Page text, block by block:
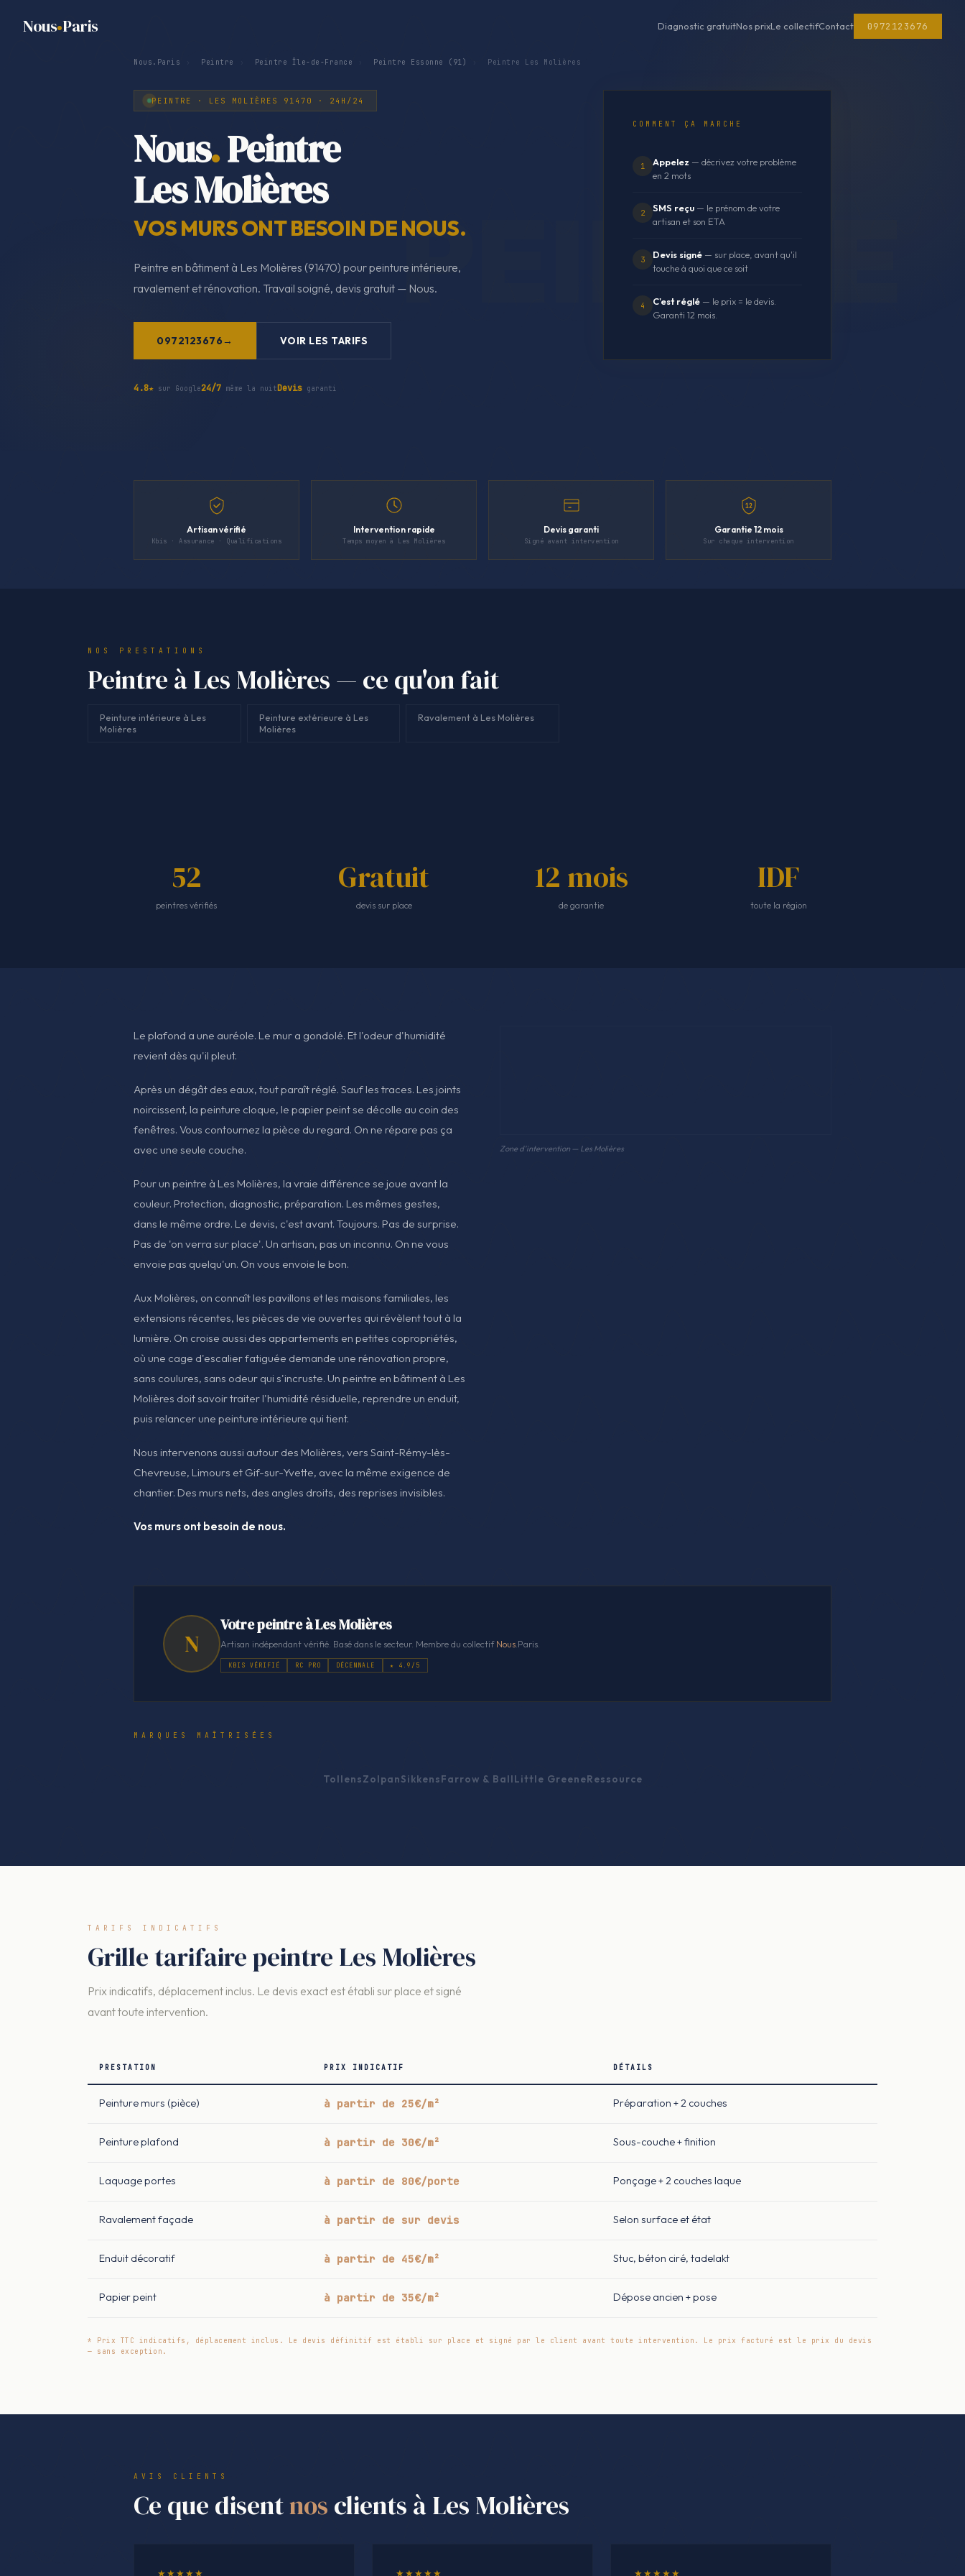
Nous Paris Diagnostic gratuitNos prixLe collectifContact 0972123676
Nous.Paris Peintre Peintre Île-de-France Peintre Essonne (91) Peintre Les Molières
PEINTRE · LES MOLIÈRES 91470 · 24H/24
Nous.Peintre
Les Molières
VOS MURS ONT BESOIN DE NOUS.
Peintre en bâtiment à Les Molières (91470) pour peinture intérieure,
ravalement et rénovation. Travail soigné, devis gratuit — Nous.
0972123676 VOIR LES TARIFS
4.8★ sur Google24/7 même la nuitDevis garanti
COMMENT ÇA MARCHE
1 Appelez — décrivez votre problème
en 2 mots
2 SMS reçu — le prénom de votre
artisan et son ETA
3 Devis signé — sur place, avant qu'il
touche à quoi que ce soit
4 C'est réglé — le prix = le devis.
Garanti 12 mois.
Artisan vérifié
Kbis · Assurance · Qualifications
Intervention rapide
Temps moyen à Les Molières
Devis garanti
Signé avant intervention
12
Garantie 12 mois
Sur chaque intervention
NOS PRESTATIONS
Peintre à Les Molières — ce qu'on fait
Peinture intérieure à Les
Molières
Peinture extérieure à Les
Molières
Ravalement à Les Molières
52
peintres vérifiés
Gratuit
devis sur place
12 mois
de garantie
IDF
toute la région
Le plafond a une auréole. Le mur a gondolé. Et l'odeur d'humidité
revient dès qu'il pleut.
Après un dégât des eaux, tout paraît réglé. Sauf les traces. Les joints
noircissent, la peinture cloque, le papier peint se décolle au coin des
fenêtres. Vous contournez la pièce du regard. On ne répare pas ça
avec une seule couche.
Pour un peintre à Les Molières, la vraie différence se joue avant la
couleur. Protection, diagnostic, préparation. Les mêmes gestes,
dans le même ordre. Le devis, c'est avant. Toujours. Pas de surprise.
Pas de 'on verra sur place'. Un artisan, pas un inconnu. On ne vous
envoie pas quelqu'un. On vous envoie le bon.
Aux Molières, on connaît les pavillons et les maisons familiales, les
extensions récentes, les pièces de vie ouvertes qui révèlent tout à la
lumière. On croise aussi des appartements en petites copropriétés,
où une cage d'escalier fatiguée demande une rénovation propre,
sans coulures, sans odeur qui s'incruste. Un peintre en bâtiment à Les
Molières doit savoir traiter l'humidité résiduelle, reprendre un enduit,
puis relancer une peinture intérieure qui tient.
Nous intervenons aussi autour des Molières, vers Saint-Rémy-lès-
Chevreuse, Limours et Gif-sur-Yvette, avec la même exigence de
chantier. Des murs nets, des angles droits, des reprises invisibles.
Vos murs ont besoin de nous.
Zone d'intervention — Les Molières
N
Votre peintre à Les Molières
Artisan indépendant vérifié. Basé dans le secteur. Membre du collectifNous.Paris.
KBIS VÉRIFIÉ RC PRO DÉCENNALE ★ 4.9/5
MARQUES MAÎTRISÉES
TollensZolpanSikkensFarrow & BallLittle GreeneRessource
TARIFS INDICATIFS
Grille tarifaire peintre Les Molières
Prix indicatifs, déplacement inclus. Le devis exact est établi sur place et signé
avant toute intervention.
PRESTATION PRIX INDICATIF DÉTAILS
Peinture murs (pièce) à partir de 25€/m² Préparation + 2 couches
Peinture plafond à partir de 30€/m² Sous-couche + finition
Laquage portes à partir de 80€/porte Ponçage + 2 couches laque
Ravalement façade à partir de sur devis Selon surface et état
Enduit décoratif à partir de 45€/m² Stuc, béton ciré, tadelakt
Papier peint à partir de 35€/m² Dépose ancien + pose
* Prix TTC indicatifs, déplacement inclus. Le devis définitif est établi sur place et signé par le client avant toute intervention. Le prix facturé est le prix du devis
— sans exception.
AVIS CLIENTS
Ce que disentnos clients à Les Molières
★★★★★ ★★★★★ ★★★★★